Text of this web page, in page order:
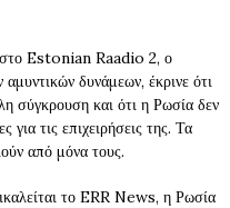
στο Estonian Raadio 2, ο
δυνάμεων, έκρινε ότι
σύγκρουση και ότι η Ρωσία δεν
για τις επιχειρήσεις της. Τα
από μόνα τους.
το ERR News, η Ρωσία